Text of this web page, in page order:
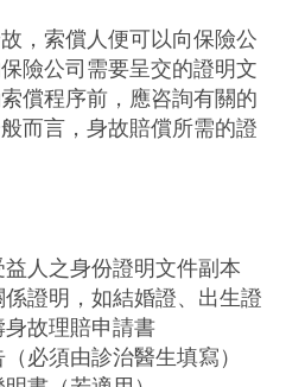
，索償人便可以向保險公
險公司需要呈交的證明文
償程序前，應咨詢有關的
而言，身故賠償所需的證
人之身份證明文件副本
係證明，如結婚證、出生證
故理賠申請書
必須由診治醫生填寫）